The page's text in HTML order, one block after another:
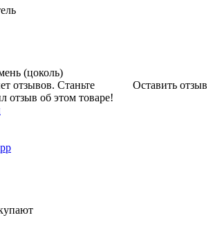
(цоколь)
Оставить отзыв
отзывов. Станьте
отзыв об этом товаре!